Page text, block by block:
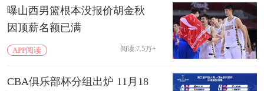
曝山西男篮根本没报价胡金秋
因顶薪名额已满
APP阅读 阅读:7.5万+
CBA俱乐部杯分组出炉 11月18